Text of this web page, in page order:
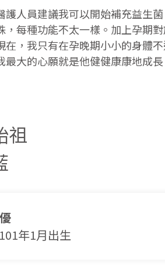
護人員建議我可以開始補充益生
，每種功能不太一樣。加上孕期
在，我只有在孕晚期小小的身體
最大的心願就是他健健康康地成長
祖
年1月出生